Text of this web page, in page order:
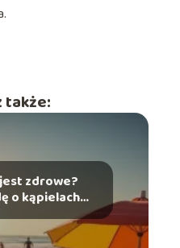
także:
zdrowe?
o kąpielach